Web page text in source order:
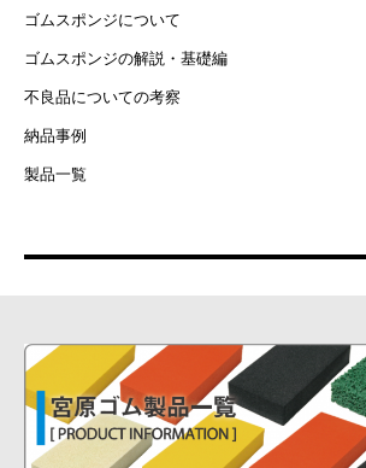
ゴムスポンジについて
ゴムスポンジの解説・基礎編
不良品についての考察
納品事例
製品一覧